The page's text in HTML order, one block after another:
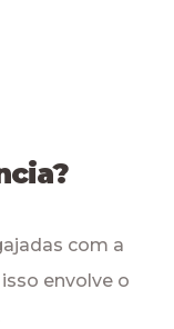
com a
envolve o